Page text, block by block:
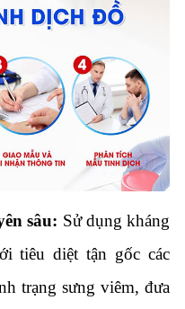
sâu: Sử dụng kháng
tiêu diệt tận gốc các
trạng sưng viêm, đưa